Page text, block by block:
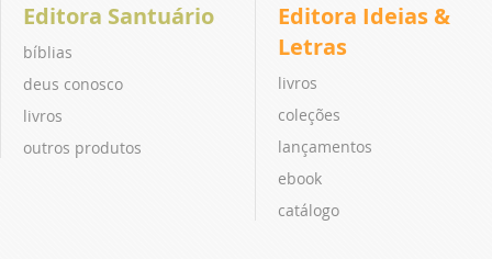
Editora Santuário
bíblias
deus conosco
livros
outros produtos
Editora Ideias &
Letras
livros
coleções
lançamentos
ebook
catálogo